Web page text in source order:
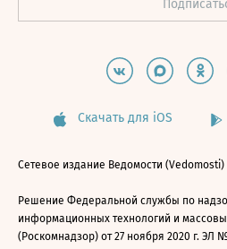
Скачать для iOS
Сетевое издание Ведомости (Vedomosti)
Решение Федеральной службы по
информационных технологий и
(Роскомнадзор) от 27 ноября 2020 г. ЭЛ